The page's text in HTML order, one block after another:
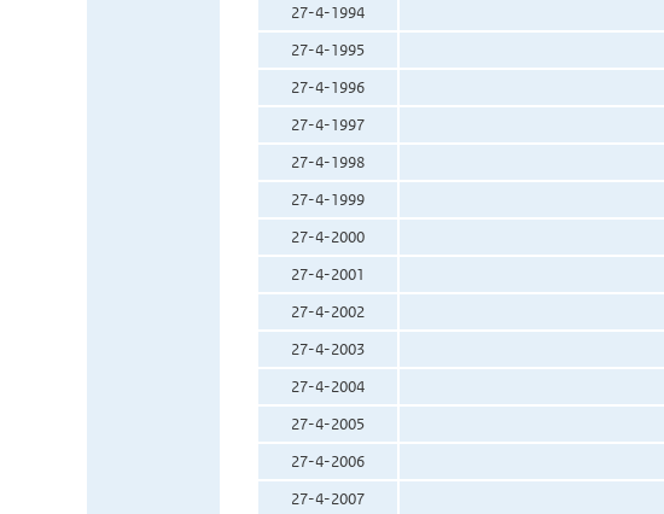
27-4-1994
27-4-1995
27-4-1996
27-4-1997
27-4-1998
27-4-1999
27-4-2000
27-4-2001
27-4-2002
27-4-2003
27-4-2004
27-4-2005
27-4-2006
27-4-2007